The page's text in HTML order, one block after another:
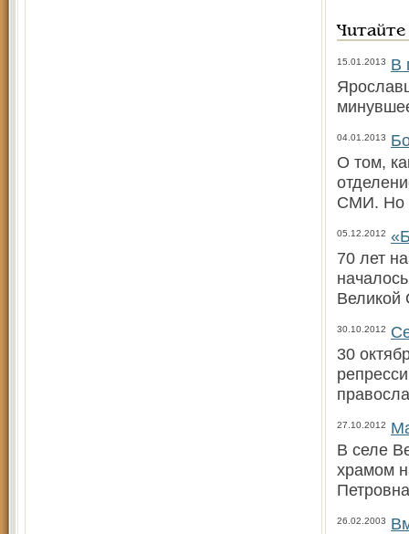
15.01.2013
В
04.01.2013
О том,
СМИ. Но
05.12.2012
70 лет
Великой
30.10.2012
30
27.10.2012
В селе
храмом
26.02.2003